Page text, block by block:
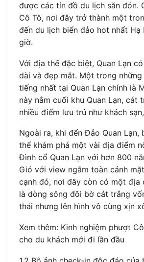
được các tín đồ du lịch săn đón.
Cô Tô, nơi đây trở thành một
đến du lịch biển đảo hot nhất Hạ
giờ.
Với địa thế đặc biệt, Quan Lạn
dài và đẹp mắt. Một trong những
tiếng nhất tại Quan Lạn chính là
này nằm cuối khu Quan Lạn, cát
nhiều điểm lưu trú như khách
Ngoài ra, khi đến Đảo Quan Lạn,
thể khám phá một vài địa điểm
Đình cổ Quan Lạn với hơn 800
Gió với view ngắm toàn cảnh
cạnh đó, nơi đây còn có một địa
là dòng sông đôi bờ cát trắng
thải nhưng lên hình vô cùng xịn
Xem thêm: Kinh nghiệm phượt
cho du khách mới đi lần đầu